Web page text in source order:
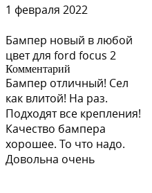
1 февраля 2022
Бампер новый в любой
цвет для ford focus 2
Комментарий
Бампер отличный! Сел
как влитой! На раз.
Подходят все крепления!
Качество бампера
хорошее. То что надо.
Довольна очень